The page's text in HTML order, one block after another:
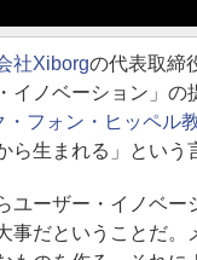
社Xiborgの代表取締
イノベーション」の
・フォン・ヒッペル
ら生まれる」という
ーザー・イノベー
事だということだ。